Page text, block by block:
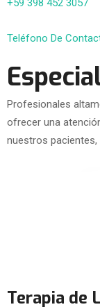
+59 398 452 3057
Teléfono De
Profesionales
ofrecer una
nuestros
Terapia de